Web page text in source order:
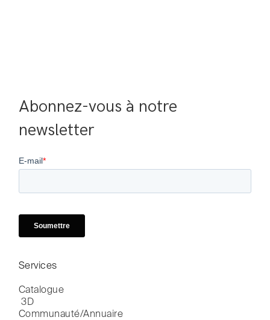
Abonnez-vous à notre
newsletter
Services
Catalogue
3D
Communauté/Annuaire